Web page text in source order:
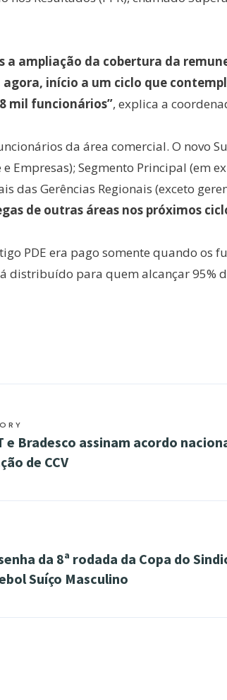
a ampliação da cobertura da
início a um ciclo que
mil funcionários”, explica a
da área comercial. O novo
Empresas); Segmento Principal (em
das Gerências Regionais (exceto
de outras áreas nos próximos
PDE era pago somente quando os
distribuído para quem alcançar 95%
e Bradesco assinam acordo
de CCV
da 8ª rodada da Copa do
Suíço Masculino